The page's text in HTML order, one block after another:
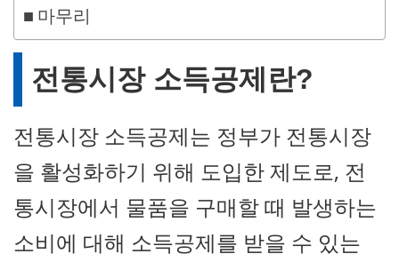
마무리
전통시장 소득공제란?
전통시장 소득공제는 정부가 전통시장
을 활성화하기 위해 도입한 제도로, 전
통시장에서 물품을 구매할 때 발생하는
소비에 대해 소득공제를 받을 수 있는